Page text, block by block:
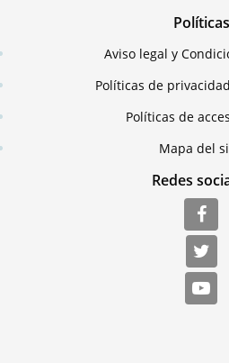
Políticas
Aviso legal y
Políticas de
Políticas de
Mapa del
Redes